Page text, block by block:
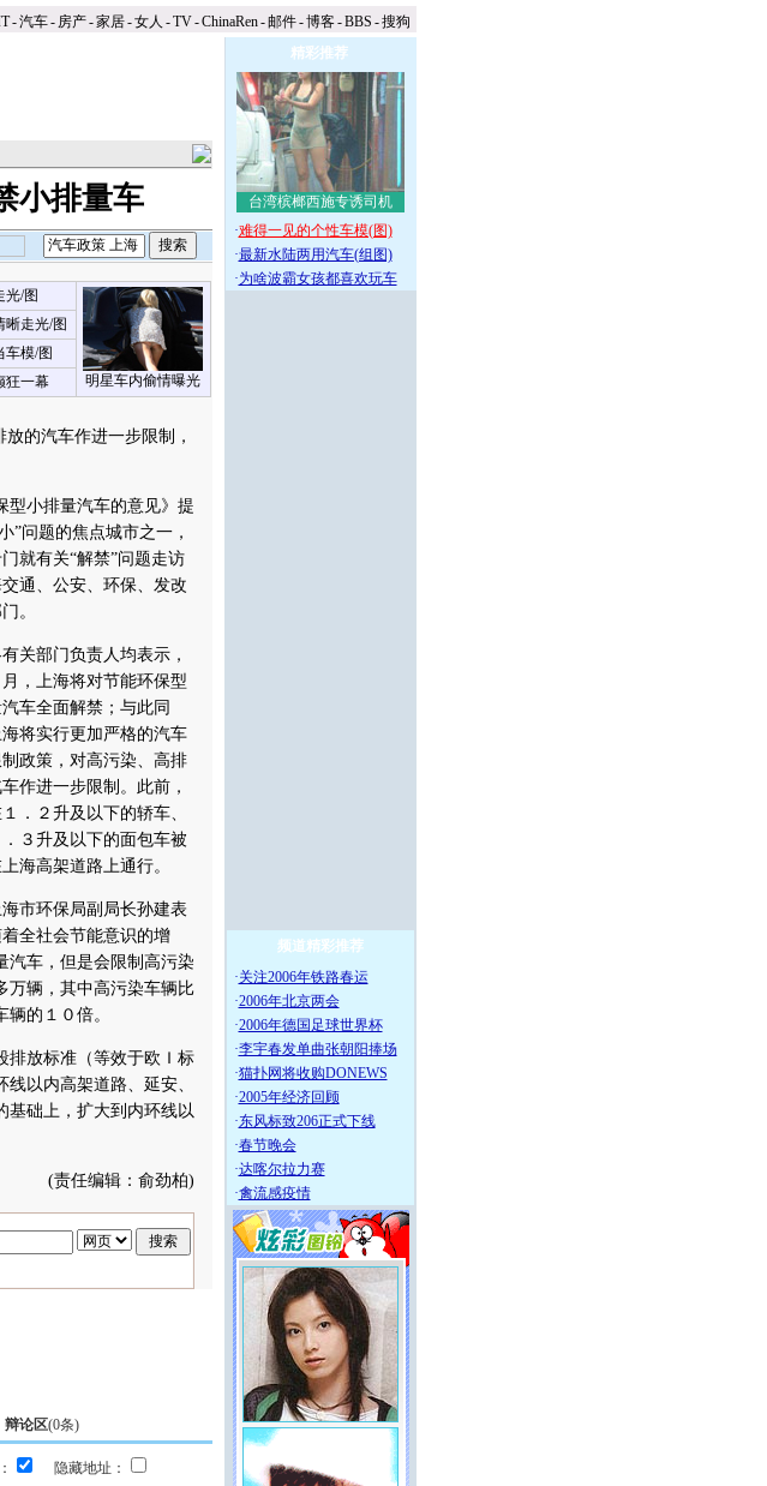
-汽车- 房产-家居-女人 -TV-ChinaRen-邮件-博客-BBS -搜狗
小排量车
光/图
明星车内偷情曝光
晰走光/图
车模/图
狂一幕
的汽车作进一步限制，
小排量汽车的意见》提
”问题的焦点城市之一，
就有关“解禁”问题走访
通、公安、环保、发改
。
部门负责人均表示，
，上海将对节能环保型
车全面解禁；与此同
将实行更加严格的汽车
政策，对高污染、高排
作进一步限制。此前，
．２升及以下的轿车、
３升及以下的面包车被
海高架道路上通行。
环保局副局长孙建表
全社会节能意识的增
汽车，但是会限制高污染
万辆，其中高污染车辆比
的１０倍。
放标准（等效于欧Ｉ标
以内高架道路、延安、
基础上，扩大到内环线以
(责任编辑：俞劲柏)
辩论区(0条)
隐藏地址：
精彩推荐
台湾槟榔西施专诱司机
·难得一见的个性车模(图)
·最新水陆两用汽车(组图)
·为啥波霸女孩都喜欢玩车
频道精彩推荐
·关注2006年铁路春运
·2006年北京两会
·2006年德国足球世界杯
·李宇春发单曲张朝阳捧场
·猫扑网将收购DONEWS
·2005年经济回顾
·东风标致206正式下线
·春节晚会
·达喀尔拉力赛
·禽流感疫情